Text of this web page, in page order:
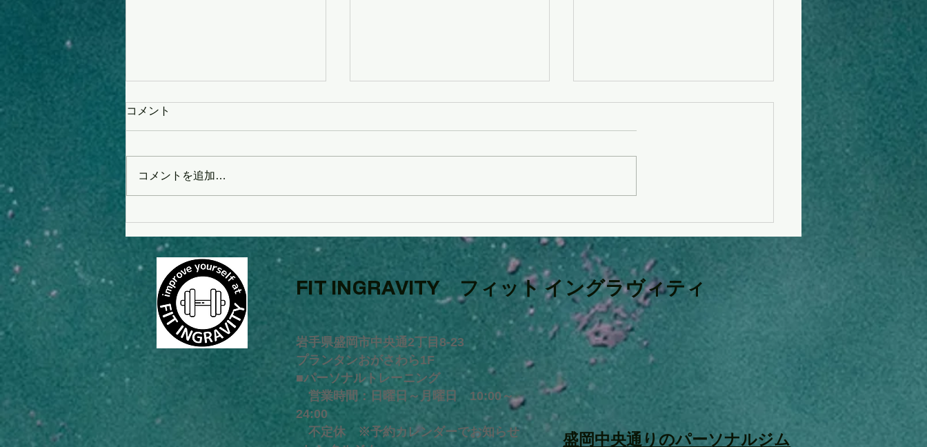
巻き肩への改善効果につい
て。
化するには
念企画！！
コメント
コメントを追加…
FIT INGRAVITY フィット​イングラヴィティ
岩手県盛岡市中央通2丁目8-23
プランタンおがさわら1F
■パーソナルトレーニング
営業時間：日曜日～月曜日 10:00～
24:00
不定休 ※予約カレンダーでお知らせ
​盛岡中央通りのパーソナルジム